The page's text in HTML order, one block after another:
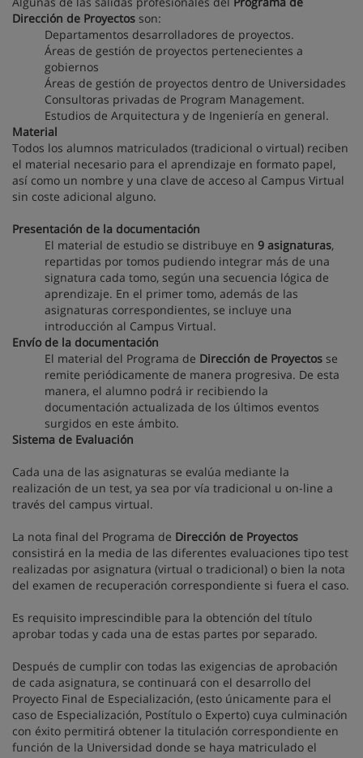
Dirección de Proyectos son:
Departamentos desarrolladores de proyectos.
Áreas de gestión de proyectos pertenecientes a
gobiernos
Áreas de gestión de proyectos dentro de Universidades
Consultoras privadas de Program Management.
Estudios de Arquitectura y de Ingeniería en general.
Material
Todos los alumnos matriculados (tradicional o virtual) reciben
el material necesario para el aprendizaje en formato papel,
así como un nombre y una clave de acceso al Campus Virtual
sin coste adicional alguno.
Presentación de la documentación
El material de estudio se distribuye en 9 asignaturas,
repartidas por tomos pudiendo integrar más de una
signatura cada tomo, según una secuencia lógica de
aprendizaje. En el primer tomo, además de las
asignaturas correspondientes, se incluye una
introducción al Campus Virtual.
Envío de la documentación
El material del Programa de Dirección de Proyectos se
remite periódicamente de manera progresiva. De esta
manera, el alumno podrá ir recibiendo la
documentación actualizada de los últimos eventos
surgidos en este ámbito.
Sistema de Evaluación
Cada una de las asignaturas se evalúa mediante la
realización de un test, ya sea por vía tradicional u on-line a
través del campus virtual.
La nota final del Programa de Dirección de Proyectos
consistirá en la media de las diferentes evaluaciones tipo test
realizadas por asignatura (virtual o tradicional) o bien la nota
del examen de recuperación correspondiente si fuera el caso.
Es requisito imprescindible para la obtención del título
aprobar todas y cada una de estas partes por separado.
Después de cumplir con todas las exigencias de aprobación
de cada asignatura, se continuará con el desarrollo del
Proyecto Final de Especialización, (esto únicamente para el
caso de Especialización, Postítulo o Experto) cuya culminación
con éxito permitirá obtener la titulación correspondiente en
función de la Universidad donde se haya matriculado el